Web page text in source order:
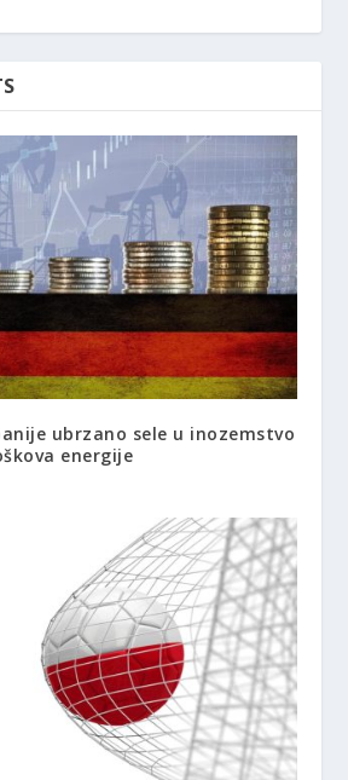
ubrzano sele u inozemstvo
energije